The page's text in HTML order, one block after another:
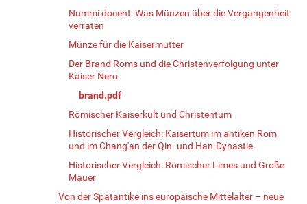
Nummi docent: Was Münzen über die Vergangenheit
verraten
Münze für die Kaisermutter
Der Brand Roms und die Christenverfolgung unter
Kaiser Nero
brand.pdf
Römischer Kaiserkult und Christentum
Historischer Vergleich: Kaisertum im antiken Rom
und im Chang'an der Qin- und Han-Dynastie
Historischer Vergleich: Römischer Limes und Große
Mauer
Von der Spätantike ins europäische Mittelalter – neue